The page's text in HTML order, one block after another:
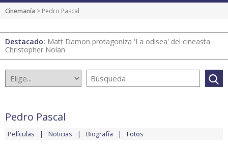
Cinemanía > Pedro Pascal
Destacado: Matt Damon protagoniza 'La odisea' del cineasta
Christopher Nolan
Pedro Pascal
Películas Noticias Biografía Fotos